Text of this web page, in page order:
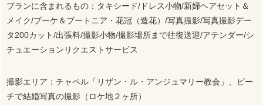
プランに含まれるもの：タキシード/ドレス小物/新婦ヘアセット＆
メイク/ブーケ＆ブートニア・花冠（造花）/写真撮影/写真撮影デー
タ200カット/出張料/撮影小物/撮影場所まで往復送迎/アテンダー/シ
チュエーションリクエストサービス
撮影エリア：チャペル「リザン・ル・アンジュマリー教会」、ビー
チで結婚写真の撮影（ロケ地２ヶ所）